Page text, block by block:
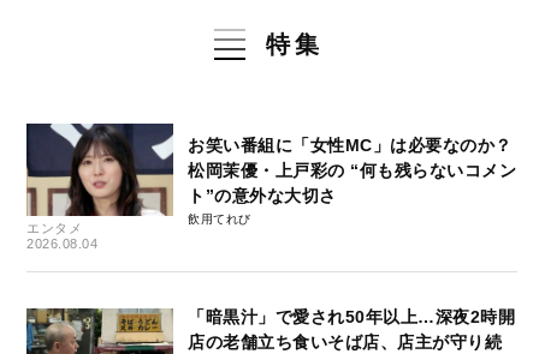
特集
エンタメ
2026.08.04
お笑い番組に「女性MC」は必要なのか？
松岡茉優・上戸彩の “何も残らないコメン
ト”の意外な大切さ
飲用てれび
「暗黒汁」で愛され50年以上…深夜2時開
店の老舗立ち食いそば店、店主が守り続